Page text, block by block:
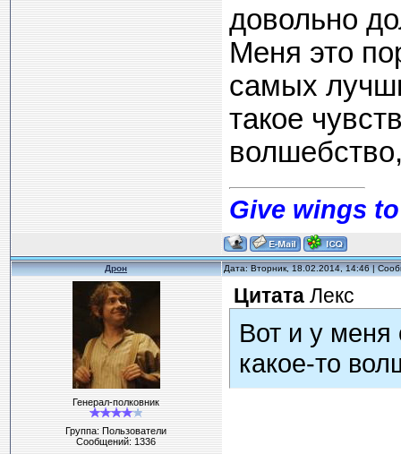
довольно
Меня это
самых
такое
Give wings
Дрон Дата: Вторник, 18.02.2014, 14:46 |
Генерал-полковник
Группа: Пользователи
Сообщений:1336
Цитата Лекс
Вот и у меня
какое-то